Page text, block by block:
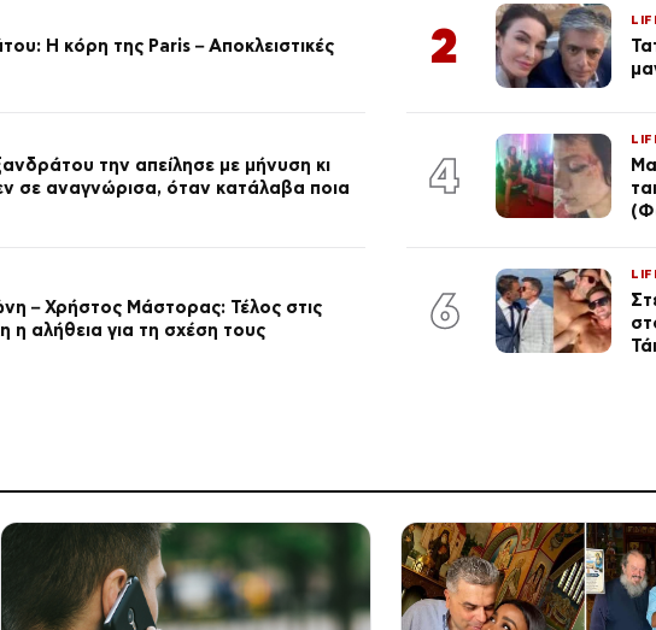
Η κόρη της Paris – Αποκλειστικές
2
την απείλησε με μήνυση κι
σε αναγνώρισα, όταν κατάλαβα ποια
4
– Χρήστος Μάστορας: Τέλος στις
η αλήθεια για τη σχέση τους
6